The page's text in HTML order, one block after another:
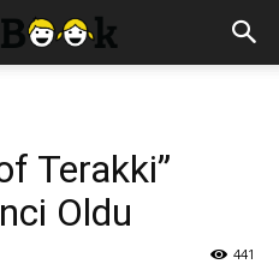
Terakki”
Oldu
441